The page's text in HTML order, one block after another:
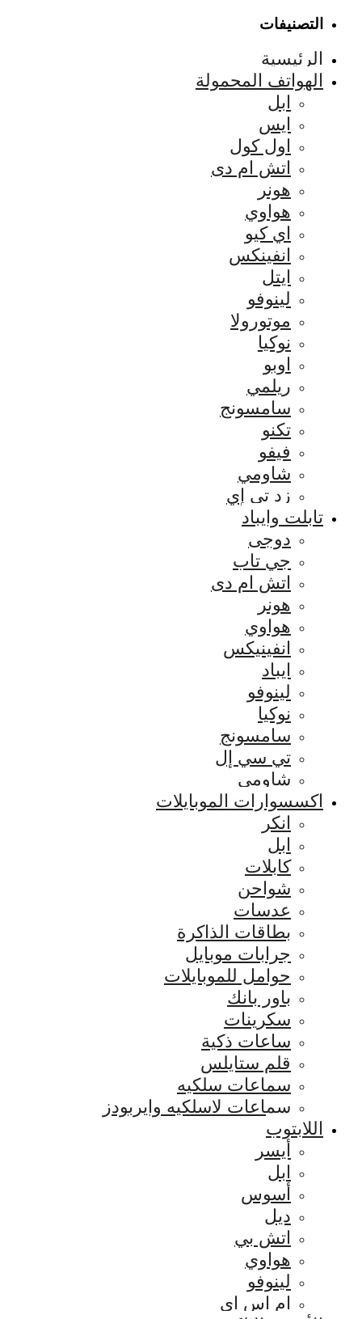
التصنيفات
الرئيسية
الهواتف المحمولة
ابل
ايس
اول كول
اتش ام دى
هونر
هواوي
اي كيو
انفينكس
ايتل
لينوفو
موتورولا
نوكيا
اوبو
ريلمي
سامسونج
تكنو
فيفو
شاومي
زد تي إي
تابلت وايباد
دوجى
جي تاب
اتش ام دى
هونر
هواوي
انفينيكس
ايباد
لينوفو
نوكيا
سامسونج
تي سي إل
شاومي
اكسسوارات الموبايلات
انكر
ابل
كابلات
شواحن
عدسات
بطاقات الذاكرة
جرابات موبايل
حوامل للموبايلات
باور بانك
سكرينات
ساعات ذكية
قلم ستايلس
سماعات سلكيه
سماعات لاسلكيه وايربودز
اللابتوب
أيسر
ابل
أسوس
ديل
اتش بي
هواوي
لينوفو
ام اس اي